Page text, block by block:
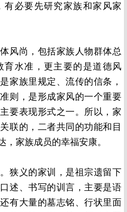
有必要先研究家族和家风家
风尚，包括家族人物群体总
育水准，更主要的是道德风
家族里规定、流传的信条，
则，是形成家风的一个重要
要表现形式之一。所以，家
联的，二者共同的功能和目
，家族成员的幸福安康。
狭义的家训，是祖宗遗留下
述、书写的训言，主要是语
有大量的墓志铭、行状里面